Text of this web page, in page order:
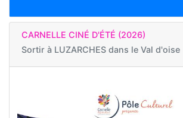
CARNELLE CINÉ D'ÉTÉ (2026)
Sortir à LUZARCHES dans le Val d'oise